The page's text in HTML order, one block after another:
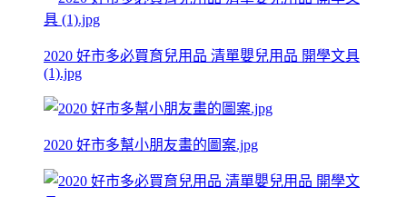
2020 好市多必買育兒用品 清單嬰兒用品 開學文具
(1).jpg
2020 好市多幫小朋友畫的圖案.jpg